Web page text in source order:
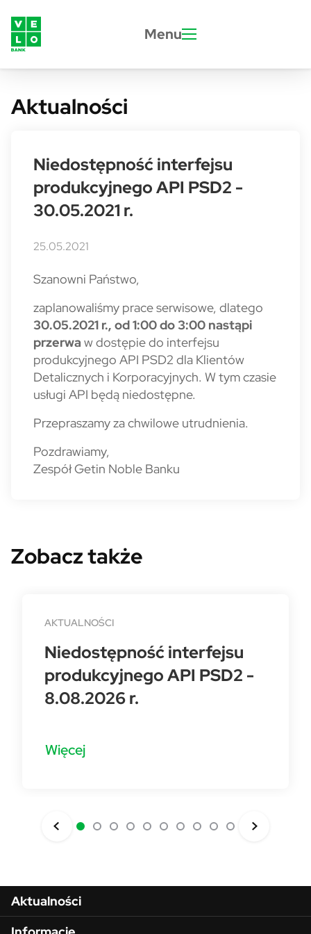
Menu
Aktualności
Niedostępność interfejsu
produkcyjnego API PSD2 -
30.05.2021 r.
25.05.2021
Szanowni Państwo,
zaplanowaliśmy prace serwisowe, dlatego
30.05.2021 r., od 1:00 do 3:00 nastąpi
przerwa w dostępie do interfejsu
produkcyjnego API PSD2 dla Klientów
Detalicznych i Korporacyjnych. W tym czasie
usługi API będą niedostępne.
Przepraszamy za chwilowe utrudnienia.
Pozdrawiamy,
Zespół Getin Noble Banku
Zobacz także
AKTUALNOŚCI
Niedostępność interfejsu
produkcyjnego API PSD2 -
8.08.2026 r.
Więcej
Aktualności